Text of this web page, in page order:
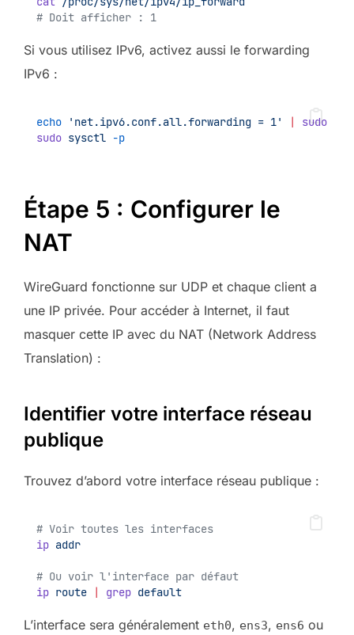
# Doit afficher : 1
Si vous utilisez IPv6, activez aussi le forwarding
IPv6 :
echo 'net.ipv6.conf.all.forwarding = 1' | sudo
sudo sysctl -p
Étape 5 : Configurer le
NAT
WireGuard fonctionne sur UDP et chaque client a
une IP privée. Pour accéder à Internet, il faut
masquer cette IP avec du NAT (Network Address
Translation) :
Identifier votre interface réseau
publique
Trouvez d’abord votre interface réseau publique :
# Voir toutes les interfaces
ip addr
# Ou voir l'interface par défaut
ip route grep default
L’interface sera généralement eth0, ens3, ens6 ou